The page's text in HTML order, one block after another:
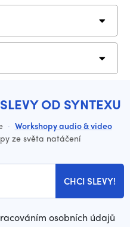
OD SYNTEXU
· Workshopy audio & video
ze světa natáčení
CHCI SLEVY!
osobních údajů